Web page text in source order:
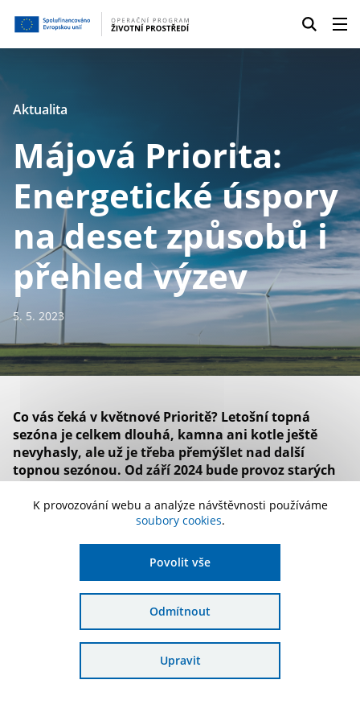
Aktualita
Májová Priorita:
Energetické úspory
na deset způsobů i
přehled výzev
5. 5. 2023
Co vás čeká v květnové Prioritě? Letošní topná
sezóna je celkem dlouhá, kamna ani kotle ještě
nevyhasly, ale už je třeba přemýšlet nad další
topnou sezónou. Od září 2024 bude provoz starých
kolo kotlíkových dotací pro nízkopříjmové
domácnosti s možností vyplatit peníze dopředu.
Ptejte se na svém krajském úřadě.
získat peníze z programu Nová zelená úsporám či Nová
zelená úsporám Light, o kterém píšeme v našem článku
Ještě do třetice zůstaneme u tepla. Mnohým z nás stačí otočit
kolečkem u radiátoru a teplo přiváděné z dálky zútulní naše
K provozování webu a analýze návštěvnosti používáme
soubory cookies.
Povolit vše
Odmítnout
Upravit